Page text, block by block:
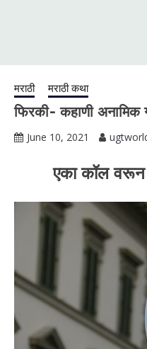
मराठी मराठी कथा
फिरकी- कहाणी अनामिक
June 10, 2021
एका कॉल